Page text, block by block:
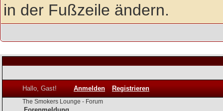
in der Fußzeile ändern.
Hallo, Gast! Anmelden Registrieren
The Smokers Lounge - Forum